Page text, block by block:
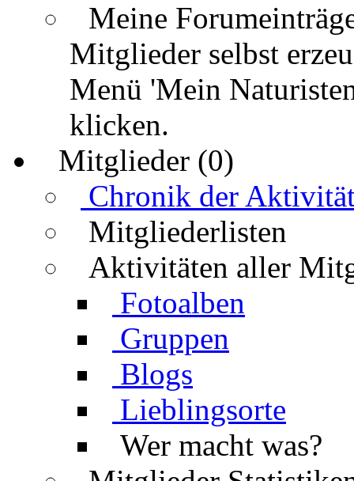
Meine
Mitglieder selbst
Menü 'Mein
klicken.
Mitglieder (0)
Chronik der
Mitgliederlisten
Aktivitäten aller
Fotoalben
Gruppen
Blogs
Lieblingsorte
Wer macht was?